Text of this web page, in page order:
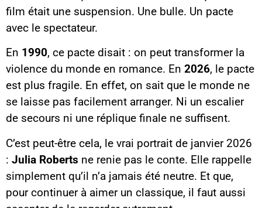
film était une suspension. Une bulle. Un pacte
avec le spectateur.
En 1990, ce pacte disait : on peut transformer la
violence du monde en romance. En 2026, le pacte
est plus fragile. En effet, on sait que le monde ne
se laisse pas facilement arranger. Ni un escalier
de secours ni une réplique finale ne suffisent.
C’est peut-être cela, le vrai portrait de janvier 2026
: Julia Roberts ne renie pas le conte. Elle rappelle
simplement qu’il n’a jamais été neutre. Et que,
pour continuer à aimer un classique, il faut aussi
Contenu YouTube